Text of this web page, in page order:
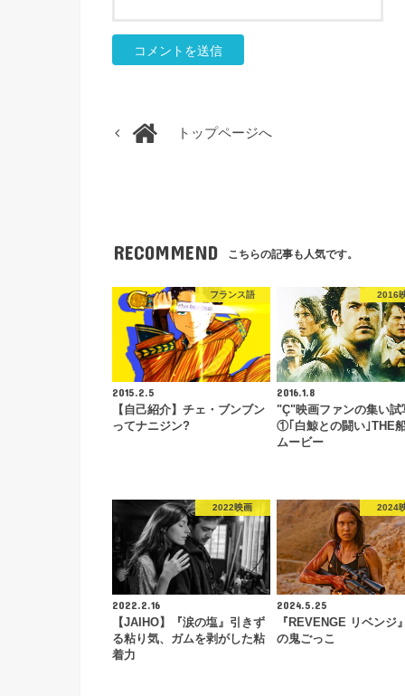
トップページへ
RECOMMEND こちらの記事も人気です。
フランス語
2015.2.5
【自己紹介】チェ・ブンブン
ってナニジン?
2016
2016.1.8
"Ç"映画ファンの集い試
①｢白鯨との闘い｣THE
ムービー
2022映画
2022.2.16
【JAIHO】『涙の塩』引きず
る粘り気、ガムを剥がした粘
着力
2024
2024.5.25
『REVENGE リベンジ
の鬼ごっこ